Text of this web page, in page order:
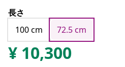
長さ
100 cm
72.5 cm
¥ 10,300